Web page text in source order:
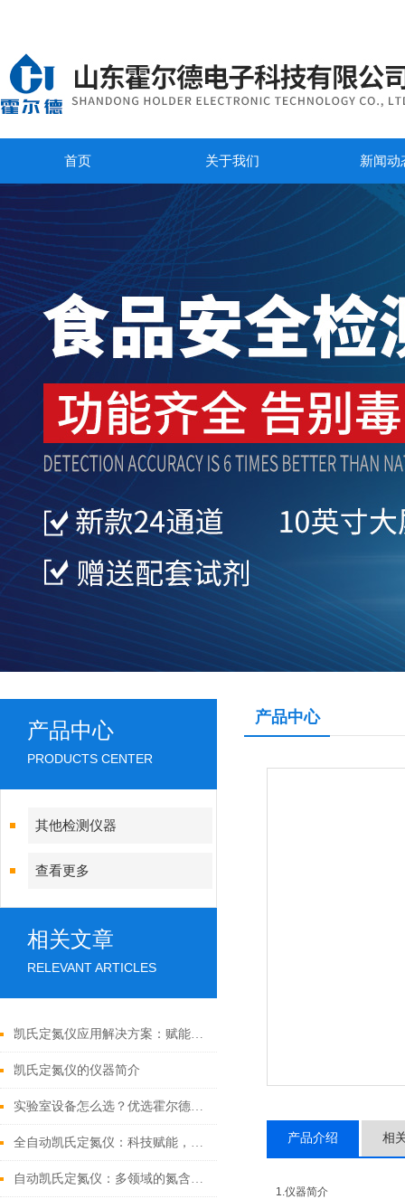
首页 关于我们 新闻动
产品中心
PRODUCTS CENTER
其他检测仪器
查看更多
相关文章
RELEVANT ARTICLES
凯氏定氮仪应用解决方案：赋能氮素检测的标准化体系
凯氏定氮仪的仪器简介
实验室设备怎么选？优选霍尔德电子自动凯氏定氮仪，智能检测更省心
全自动凯氏定氮仪：科技赋能，开启定氮检测新时代
自动凯氏定氮仪：多领域的氮含量测定利器
产品中心
产品介绍 相
1.仪器简介